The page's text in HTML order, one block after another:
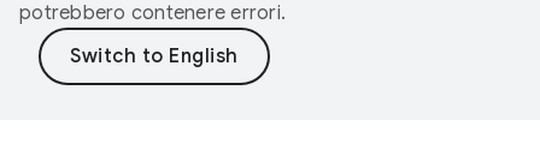
potrebbero contenere errori.